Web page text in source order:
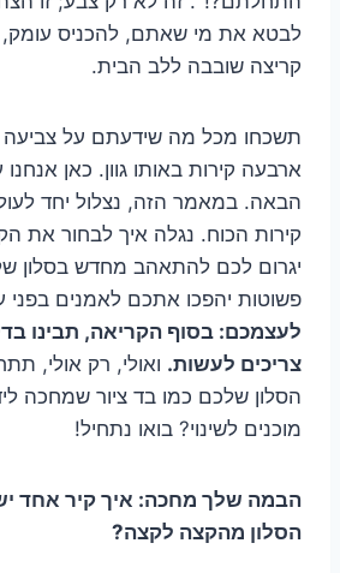
לבטא את מי שאתם, להכניס עומק,
קריצה שובבה ללב הבית.
תשכחו מכל מה שידעתם על
ארבעה קירות באותו גוון. כאן
הבאה. במאמר הזה, נצלול יחד
קירות הכוח. נגלה איך לבחור את
יגרום לכם להתאהב מחדש בסלון
פשוטות יהפכו אתכם לאמנים
לעצמכם: בסוף הקריאה, תבינו
צריכים לעשות. ואולי, רק אולי,
הסלון שלכם כמו בד ציור שמחכה
מוכנים לשינוי? בואו נתחיל!
הבמה שלך מחכה: איך קיר אחד
הסלון מהקצה לקצה?